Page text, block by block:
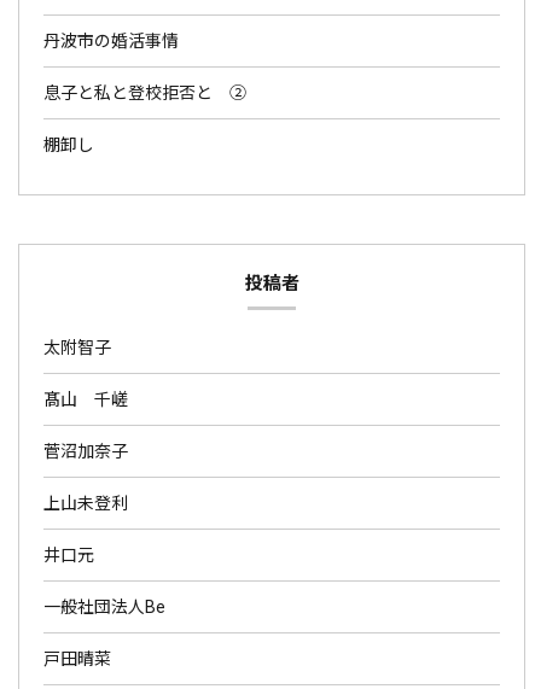
丹波市の婚活事情
息子と私と登校拒否と ②
棚卸し
投稿者
太附智子
髙山 千嵯
菅沼加奈子
上山未登利
井口元
一般社団法人Be
戸田晴菜